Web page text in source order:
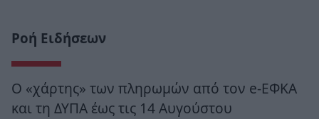
Ροή Ειδήσεων
Ο «χάρτης» των πληρωμών από τον e-ΕΦΚΑ
και τη ΔΥΠΑ έως τις 14 Αυγούστου